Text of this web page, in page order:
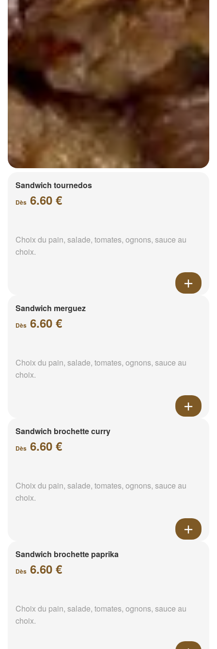
Sandwich tournedos
Dès 6.60 €
Choix du pain, salade, tomates, ognons, sauce au
choix.
Sandwich merguez
Dès 6.60 €
Choix du pain, salade, tomates, ognons, sauce au
choix.
Sandwich brochette curry
Dès 6.60 €
Choix du pain, salade, tomates, ognons, sauce au
choix.
Sandwich brochette paprika
Dès 6.60 €
Choix du pain, salade, tomates, ognons, sauce au
choix.